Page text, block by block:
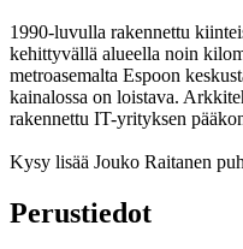
1990-luvulla rakennettu
kehittyvällä alueella noin
metroasemalta Espoon
kainalossa on loistava.
rakennettu IT-yrityksen
Kysy lisää Jouko Raitanen
Perustiedot